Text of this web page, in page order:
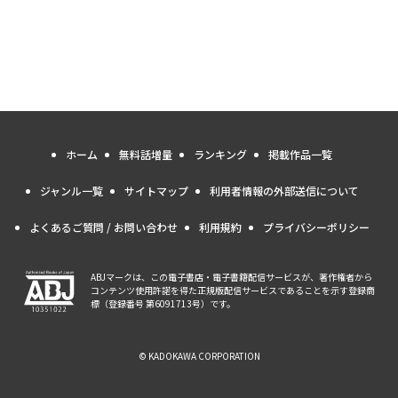
ホーム 無料話増量 ランキング 掲載作品一覧
ジャンル一覧 サイトマップ 利用者情報の外部送信について
よくあるご質問 / お問い合わせ 利用規約 プライバシーポリシー
ABJマークは、この電子書店・電子書籍配信サービスが、著作権者から
コンテンツ使用許諾を得た正規版配信サービスであることを示す登録商
標（登録番号 第6091713号）です。
© KADOKAWA CORPORATION